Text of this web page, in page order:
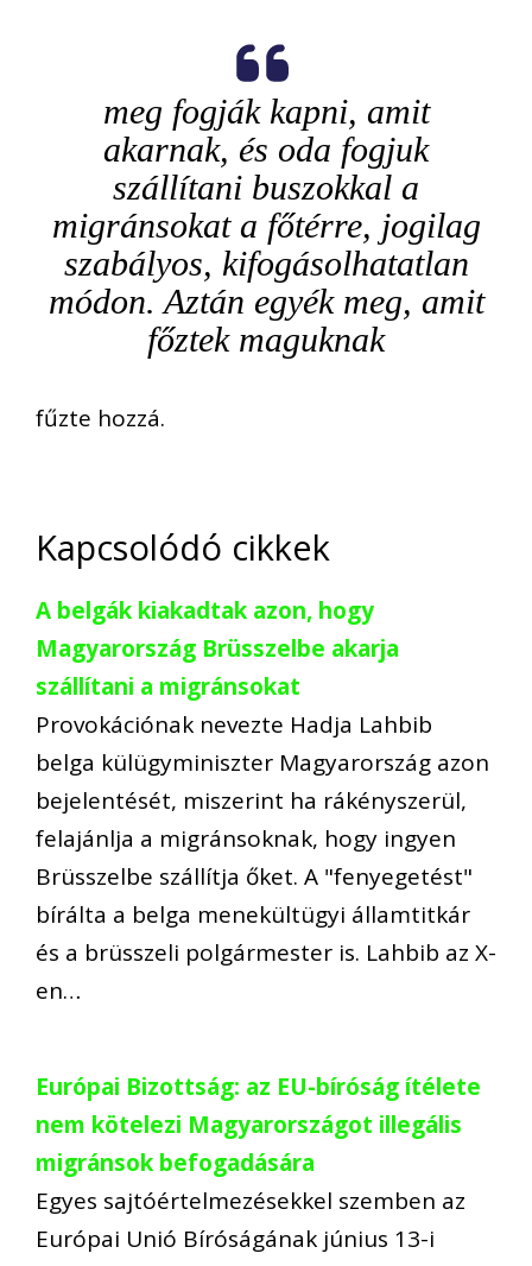
meg fogják kapni, amit
akarnak, és oda fogjuk
szállítani buszokkal a
migránsokat a főtérre, jogilag
szabályos, kifogásolhatatlan
módon. Aztán egyék meg, amit
főztek maguknak
fűzte hozzá.
Kapcsolódó cikkek
A belgák kiakadtak azon, hogy
Magyarország Brüsszelbe akarja
szállítani a migránsokat
Provokációnak nevezte Hadja Lahbib
belga külügyminiszter Magyarország azon
bejelentését, miszerint ha rákényszerül,
felajánlja a migránsoknak, hogy ingyen
Brüsszelbe szállítja őket. A "fenyegetést"
bírálta a belga menekültügyi államtitkár
és a brüsszeli polgármester is. Lahbib az X-
en…
Európai Bizottság: az EU-bíróság ítélete
nem kötelezi Magyarországot illegális
migránsok befogadására
Egyes sajtóértelmezésekkel szemben az
Európai Unió Bíróságának június 13-i